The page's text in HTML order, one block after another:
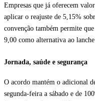
Empresas que já oferecem
aplicar o reajuste de 5,15%
convenção também permite
9,00 como alternativa ao
Jornada, saúde e segurança
O acordo mantém o adicional
segunda-feira a sábado e de